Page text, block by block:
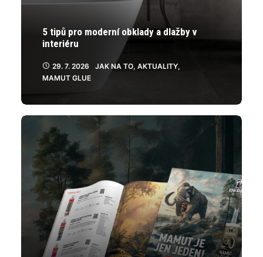
5 tipů pro moderní obklady a dlažby v
interiéru
29. 7. 2026 JAK NA TO, AKTUALITY,
MAMUT GLUE